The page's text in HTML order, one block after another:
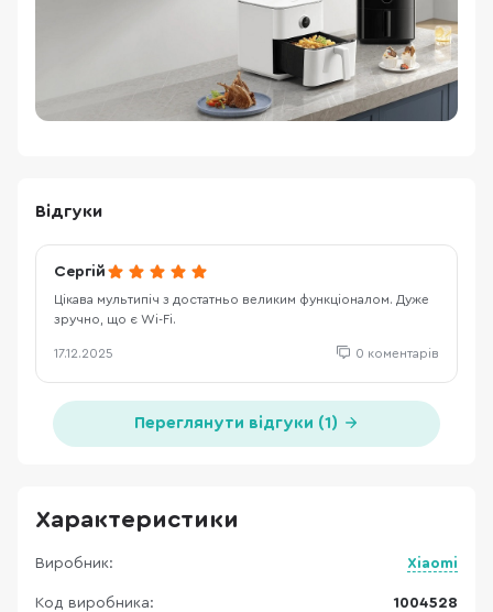
Відгуки
Сергій
Цікава мультипіч з достатньо великим функціоналом. Дуже
зручно, що є Wi-Fi.
17.12.2025 0 коментарів
Переглянути відгуки (1)
Характеристики
Виробник: Xiaomi
Код виробника: 1004528